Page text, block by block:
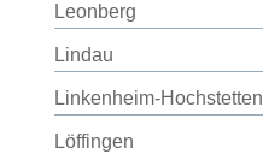
Leonberg
Lindau
Linkenheim-Hochstetten
Löffingen